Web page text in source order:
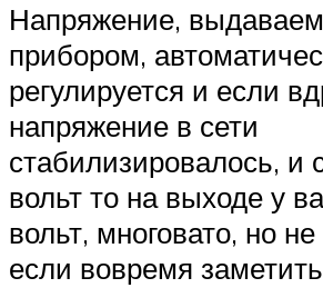
Напряжение,
прибором,
регулируется и если
напряжение в сети
стабилизировалось, и
вольт то на выходе у
вольт, многовато, но
если вовремя